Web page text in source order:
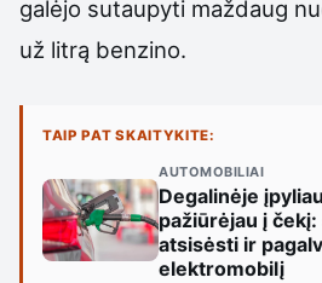
galėjo sutaupyti maždaug
už litrą benzino.
TAIP PAT SKAITYKITE:
AUTOMOBILIAI
Degalinėje
pažiūrėjau į
atsisėsti ir
elektromobilį